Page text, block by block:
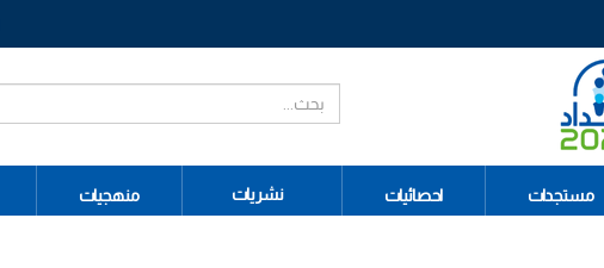
مستجدات احصائيات نشريات منهجيات